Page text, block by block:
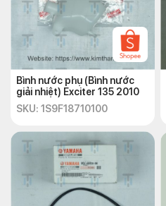
Bình nước phụ (Bình nước
giải nhiệt) Exciter 135 2010
SKU: 1S9F18710100